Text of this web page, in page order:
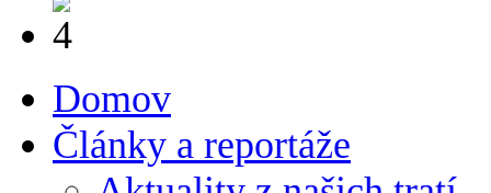
Domov
Články a reportáže